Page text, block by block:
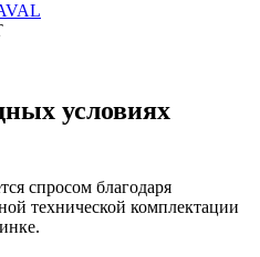
условиях
спросом благодаря
технической комплектации